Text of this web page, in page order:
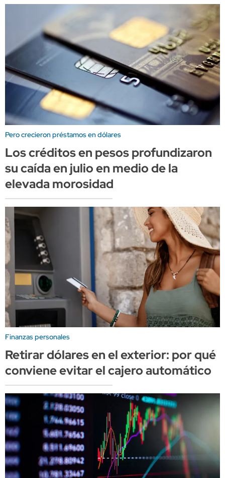
Pero crecieron préstamos en dólares
Los créditos en pesos profundizaron
su caída en julio en medio de la
elevada morosidad
Finanzas personales
Retirar dólares en el exterior: por qué
conviene evitar el cajero automático